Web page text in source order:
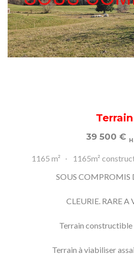
Terrain
39 500 €
1165 m² 1165m²
SOUS COMPROMIS
CLEURIE. RARE A
Terrain constructible
Terrain à viabiliser